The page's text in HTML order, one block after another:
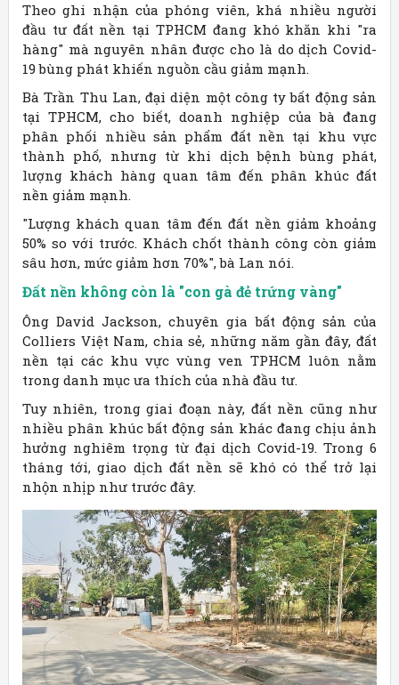
Theo ghi nhận của phóng viên, khá nhiều người
đầu tư đất nền tại TPHCM đang khó khăn khi "ra
hàng" mà nguyên nhân được cho là do dịch Covid-
19 bùng phát khiến nguồn cầu giảm mạnh.
Bà Trần Thu Lan, đại diện một công ty bất động sản
tại TPHCM, cho biết, doanh nghiệp của bà đang
phân phối nhiều sản phẩm đất nền tại khu vực
thành phố, nhưng từ khi dịch bệnh bùng phát,
lượng khách hàng quan tâm đến phân khúc đất
nền giảm mạnh.
"Lượng khách quan tâm đến đất nền giảm khoảng
50% so với trước. Khách chốt thành công còn giảm
sâu hơn, mức giảm hơn 70%", bà Lan nói.
Đất nền không còn là "con gà đẻ trứng vàng"
Ông David Jackson, chuyên gia bất động sản của
Colliers Việt Nam, chia sẻ, những năm gần đây, đất
nền tại các khu vực vùng ven TPHCM luôn nằm
trong danh mục ưa thích của nhà đầu tư.
Tuy nhiên, trong giai đoạn này, đất nền cũng như
nhiều phân khúc bất động sản khác đang chịu ảnh
hưởng nghiêm trọng từ đại dịch Covid-19. Trong 6
tháng tới, giao dịch đất nền sẽ khó có thể trở lại
nhộn nhịp như trước đây.